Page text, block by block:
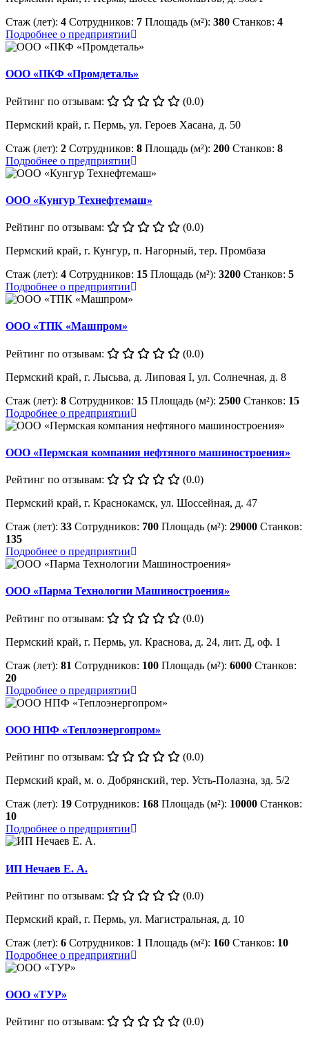
Стаж (лет): 4 Сотрудников: 7 Площадь (м²): 380 Станков: 4
Подробнее о предприятии
ООО «ПКФ «Промдеталь»
Рейтинг по отзывам:
(0.0)
Пермский край, г. Пермь, ул. Героев Хасана, д. 50
Стаж (лет): 2 Сотрудников: 8 Площадь (м²): 200 Станков: 8
Подробнее о предприятии
ООО «Кунгур Технефтемаш»
Рейтинг по отзывам:
(0.0)
Пермский край, г. Кунгур, п. Нагорный, тер. Промбаза
Стаж (лет): 4 Сотрудников: 15 Площадь (м²): 3200 Станков: 5
Подробнее о предприятии
ООО «ТПК «Машпром»
Рейтинг по отзывам:
(0.0)
Пермский край, г. Лысьва, д. Липовая I, ул. Солнечная, д. 8
Стаж (лет): 8 Сотрудников: 15 Площадь (м²): 2500 Станков: 15
Подробнее о предприятии
ООО «Пермская компания нефтяного машиностроения»
Рейтинг по отзывам:
(0.0)
Пермский край, г. Краснокамск, ул. Шоссейная, д. 47
Стаж (лет): 33 Сотрудников: 700 Площадь (м²): 29000 Станков:
135
Подробнее о предприятии
ООО «Парма Технологии Машиностроения»
Рейтинг по отзывам:
(0.0)
Пермский край, г. Пермь, ул. Краснова, д. 24, лит. Д, оф. 1
Стаж (лет): 81 Сотрудников: 100 Площадь (м²): 6000 Станков:
20
Подробнее о предприятии
ООО НПФ «Теплоэнергопром»
Рейтинг по отзывам:
(0.0)
Пермский край, м. о. Добрянский, тер. Усть-Полазна, зд. 5/2
Стаж (лет): 19 Сотрудников: 168 Площадь (м²): 10000 Станков:
10
Подробнее о предприятии
ИП Нечаев Е. А.
Рейтинг по отзывам:
(0.0)
Пермский край, г. Пермь, ул. Магистральная, д. 10
Стаж (лет): 6 Сотрудников: 1 Площадь (м²): 160 Станков: 10
Подробнее о предприятии
ООО «ТУР»
Рейтинг по отзывам:
(0.0)